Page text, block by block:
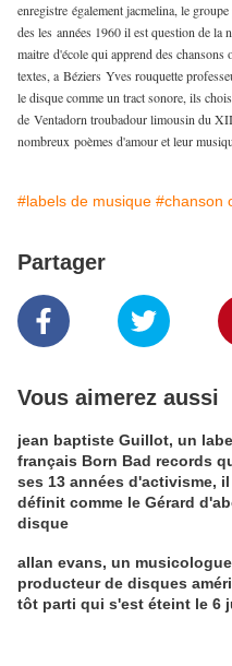
enregistre également jacmelina, le
des les années 1960 il est question de la
maitre d'école qui apprend des chansons
textes, a Béziers Yves rouquette
le disque comme un tract sonore, ils
de Ventadorn troubadour limousin du
nombreux poèmes d'amour et leur
#labels de musique #chanson
Partager
Vous aimerez aussi
jean baptiste Guillot, un
français Born Bad records
ses 13 années d'activisme,
définit comme le Gérard
disque
allan evans, un
producteur de disques
tôt parti qui s'est éteint le 6